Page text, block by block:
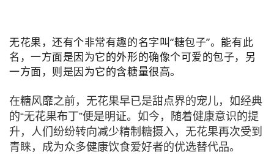
无花果，还有个非常有趣的名字叫“糖包子”。能有此
名，一方面是因为它的外形的确像个可爱的包子，另
一方面，则是因为它的含糖量很高。
在糖风靡之前，无花果早已是甜点界的宠儿，如经典
的“无花果布丁”便是明证。如今，随着健康意识的提
升，人们纷纷转向减少精制糖摄入，无花果再次受到
青睐，成为众多健康饮食爱好者的优选替代品。